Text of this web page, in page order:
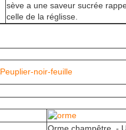
sève a une saveur sucrée
celle de la réglisse.